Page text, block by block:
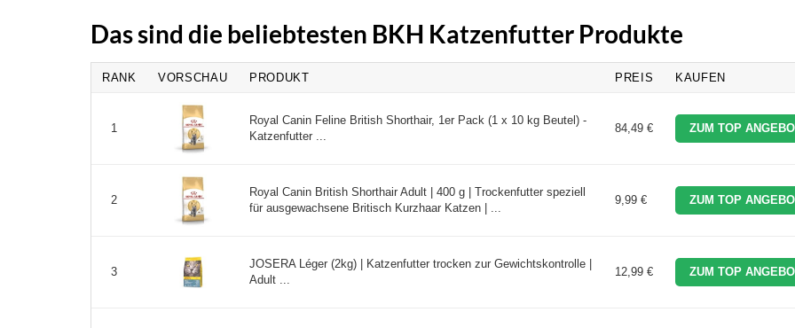
Das sind die beliebtesten BKH Katzenfutter Produkte
RANK VORSCHAU PRODUKT PREIS KAUFEN
1
Royal Canin Feline British Shorthair, 1er Pack (1 x 10 kg Beutel) -
Katzenfutter ...
84,49 € ZUM TOP
2
Royal Canin British Shorthair Adult | 400 g | Trockenfutter speziell
für ausgewachsene Britisch Kurzhaar Katzen | ...
9,99 € ZUM TOP
3
JOSERA Léger (2kg) | Katzenfutter trocken zur Gewichtskontrolle |
Adult ...
12,99 € ZUM TOP